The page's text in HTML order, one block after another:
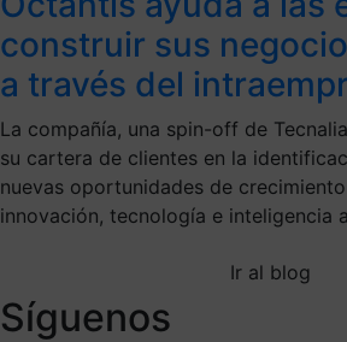
construir sus
a través del
La compañía, una spin-off de
su cartera de clientes en la
nuevas oportunidades de
innovación, tecnología e inteligencia
Ir al blog
Síguenos